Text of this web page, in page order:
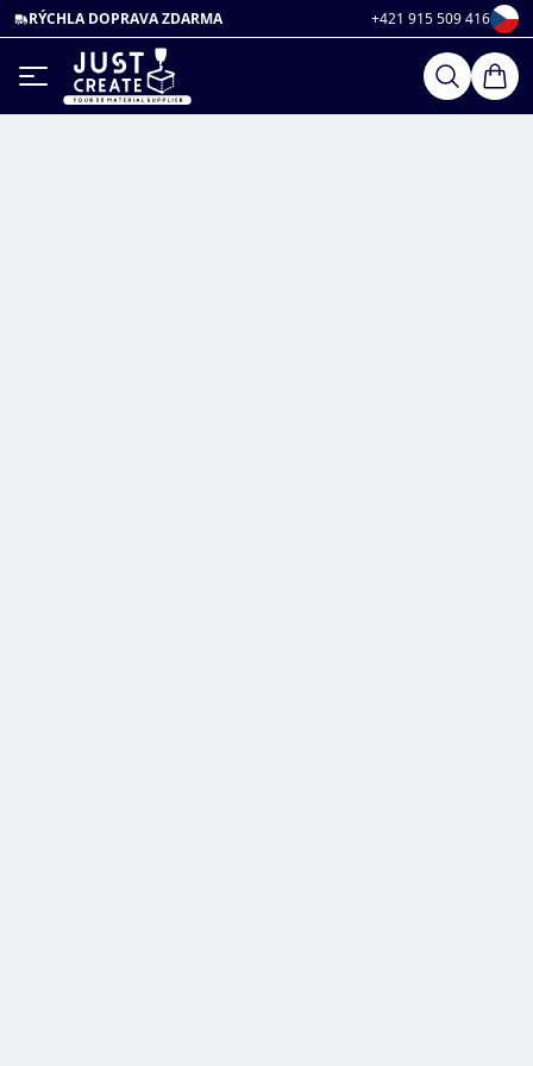
RÝCHLA DOPRAVA ZDARMA +421 915 509 416